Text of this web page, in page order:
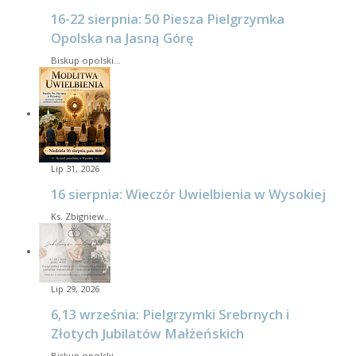
16-22 sierpnia: 50 Piesza Pielgrzymka
Opolska na Jasną Górę
Biskup opolski…
Lip 31, 2026
16 sierpnia: Wieczór Uwielbienia w Wysokiej
Ks. Zbigniew…
Lip 29, 2026
6,13 września: Pielgrzymki Srebrnych i
Złotych Jubilatów Małżeńskich